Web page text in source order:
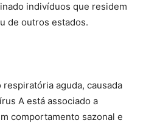
indivíduos que residem
de outros estados.
aguda, causada
A está associado a
comportamento sazonal e